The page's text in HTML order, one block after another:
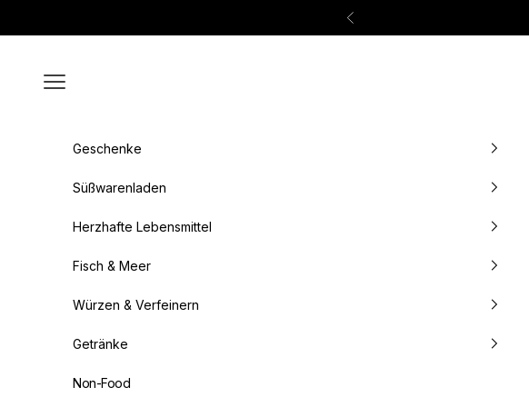
Zurück
Menü
Geschenke
Süßwarenladen
Herzhafte Lebensmittel
Fisch & Meer
Würzen & Verfeinern
Getränke
Non-Food